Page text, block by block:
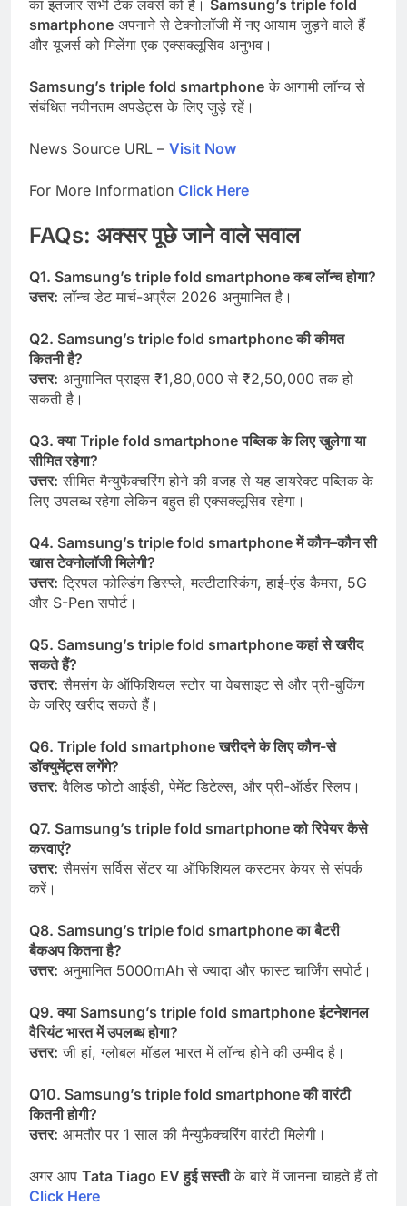
का इंतजार सभी टेक लवर्स को है। Samsung’s triple fold
smartphone अपनाने से टेक्नोलॉजी में नए आयाम जुड़ने वाले हैं
और यूजर्स को मिलेंगा एक एक्सक्लूसिव अनुभव।
Samsung’s triple fold smartphone के आगामी लॉन्च से
संबंधित नवीनतम अपडेट्स के लिए जुड़े रहें।
News Source URL – Visit Now
For More Information Click Here
FAQs: अक्सर पूछे जाने वाले सवाल
Q1. Samsung’s triple fold smartphoneकब लॉन्च होगा?
उत्तर: लॉन्च डेट मार्च-अप्रैल 2026 अनुमानित है।
Q2. Samsung’s triple fold smartphoneकी कीमत
कितनी है?
उत्तर: अनुमानित प्राइस ₹1,80,000 से ₹2,50,000 तक हो
सकती है।
Q3. क्या Triple fold smartphone पब्लिक के लिए खुलेगा या
सीमित रहेगा?
उत्तर: सीमित मैन्युफैक्चरिंग होने की वजह से यह डायरेक्ट पब्लिक के
लिए उपलब्ध रहेगा लेकिन बहुत ही एक्सक्लूसिव रहेगा।
Q4. Samsung’s triple fold smartphoneमें कौन–कौन सी
खास टेक्नोलॉजी मिलेगी?
उत्तर: ट्रिपल फोल्डिंग डिस्प्ले, मल्टीटास्किंग, हाई-एंड कैमरा, 5G
और S-Pen सपोर्ट।
Q5. Samsung’s triple fold smartphoneकहां से खरीद
सकते हैं?
उत्तर: सैमसंग के ऑफिशियल स्टोर या वेबसाइट से और प्री-बुकिंग
के जरिए खरीद सकते हैं।
Q6. Triple fold smartphone खरीदने के लिए कौन-से
डॉक्युमेंट्स लगेंगे?
उत्तर: वैलिड फोटो आईडी, पेमेंट डिटेल्स, और प्री-ऑर्डर स्लिप।
Q7. Samsung’s triple fold smartphoneको रिपेयर कैसे
करवाएं?
उत्तर: सैमसंग सर्विस सेंटर या ऑफिशियल कस्टमर केयर से संपर्क
करें।
Q8. Samsung’s triple fold smartphoneका बैटरी
बैकअप कितना है?
उत्तर: अनुमानित 5000mAh से ज्यादा और फास्ट चार्जिंग सपोर्ट।
Q9.क्याSamsung’s triple fold smartphoneइंटनेशनल
वैरियंट भारत में उपलब्ध होगा?
उत्तर: जी हां, ग्लोबल मॉडल भारत में लॉन्च होने की उम्मीद है।
Q10. Samsung’s triple fold smartphoneकी वारंटी
कितनी होगी?
उत्तर: आमतौर पर 1 साल की मैन्युफैक्चरिंग वारंटी मिलेगी।
अगर आप Tata Tiago EV हुई सस्तीके बारे में जानना चाहते हैं तो
Click Here